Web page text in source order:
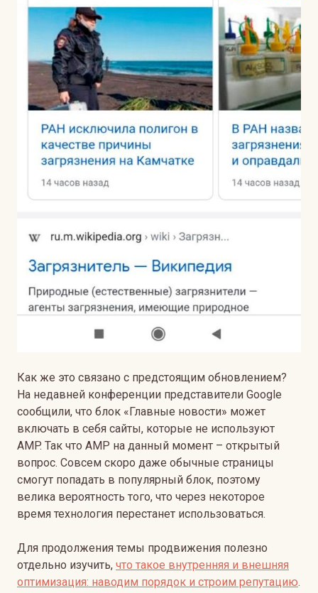
Как же это связано с предстоящим обновлением?
На недавней конференции представители Google
сообщили, что блок «Главные новости» может
включать в себя сайты, которые не используют
AMP. Так что AMP на данный момент – открытый
вопрос. Совсем скоро даже обычные страницы
смогут попадать в популярный блок, поэтому
велика вероятность того, что через некоторое
время технология перестанет использоваться.
Для продолжения темы продвижения полезно
отдельно изучить, что такое внутренняя и внешняя
оптимизация: наводим порядок и строим репутацию.